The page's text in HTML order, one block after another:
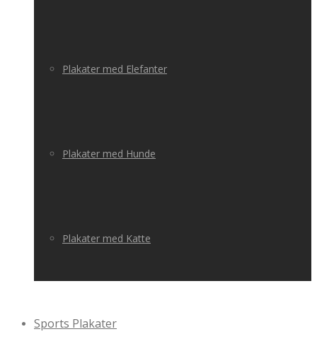
Plakater med Elefanter
Plakater med Hunde
Plakater med Katte
Sports Plakater